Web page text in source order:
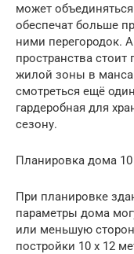
может
обеспечат больше
ними перегородок.
пространства
жилой зоны в
смотреться ещё
гардеробная для
сезону.
Планировка дома 10
При планировке
параметры дома
или меньшую
постройки 10 х 12